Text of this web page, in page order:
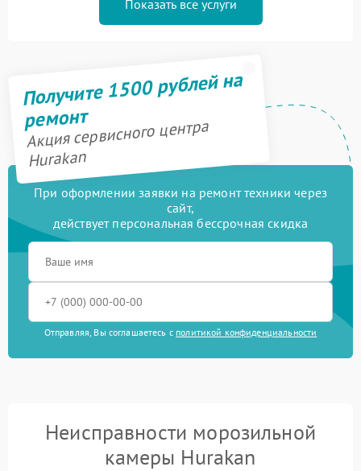
Показать все услуги
Получите 1500 рублей на
ремонт
Акция сервисного центра
Hurakan
При оформлении заявки на ремонт техники через
сайт,
действует персональная бессрочная скидка
Отправляя, Вы соглашаетесь с политикой конфиденциальности
Неисправности морозильной
камеры Hurakan